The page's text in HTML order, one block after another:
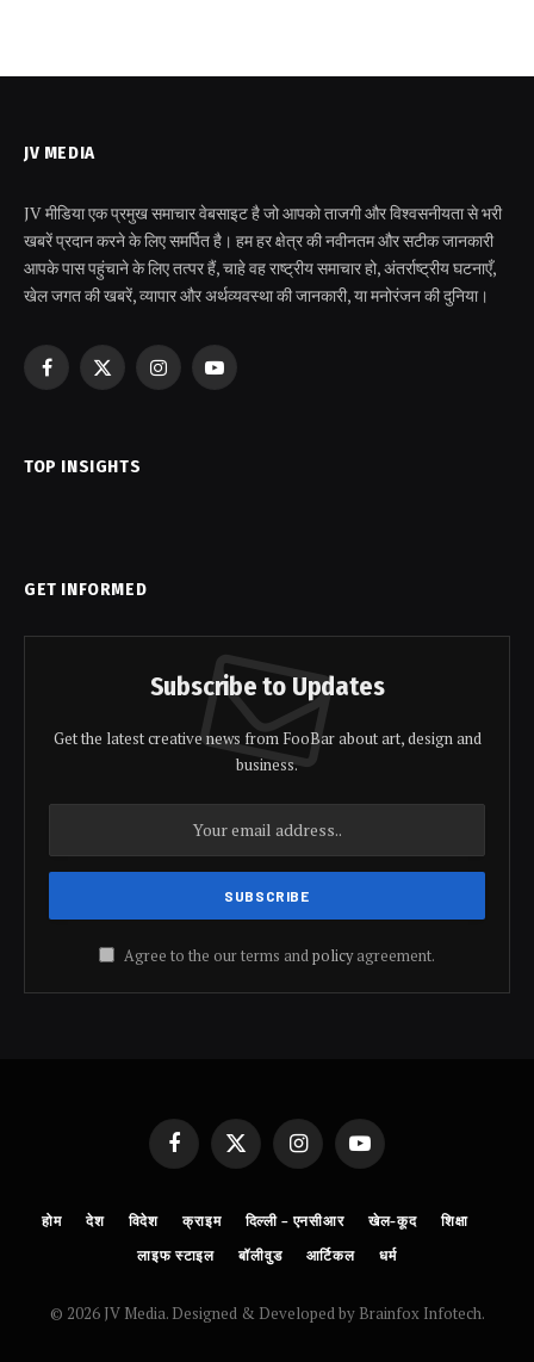
JV MEDIA
JV मीडिया एक प्रमुख समाचार वेबसाइट है जो आपको ताजगी और विश्वसनीयता से भरी
खबरें प्रदान करने के लिए समर्पित है। हम हर क्षेत्र की नवीनतम और सटीक जानकारी
आपके पास पहुंचाने के लिए तत्पर हैं, चाहे वह राष्ट्रीय समाचार हो, अंतर्राष्ट्रीय घटनाएँ,
खेल जगत की खबरें, व्यापार और अर्थव्यवस्था की जानकारी, या मनोरंजन की दुनिया।
Facebook
X
InstagramYouTube
TOP INSIGHTS
GET INFORMED
Subscribe to Updates
Get the latest creative news from FooBar about art, design and
business.
Agree to the our terms andpolicyagreement.
FacebookX
(Twitter)
InstagramYouTube
होम देश विदेश क्राइम दिल्ली – एनसीआर खेल-कूद शिक्षा
लाइफ स्टाइल बॉलीवुड आर्टिकल धर्म
© 2026 JV Media. Designed & Developed by Brainfox Infotech.